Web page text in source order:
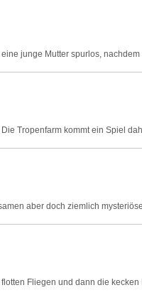
junge Mutter spurlos,
Tropenfarm kommt ein Spiel
aber doch ziemlich
Fliegen und dann die